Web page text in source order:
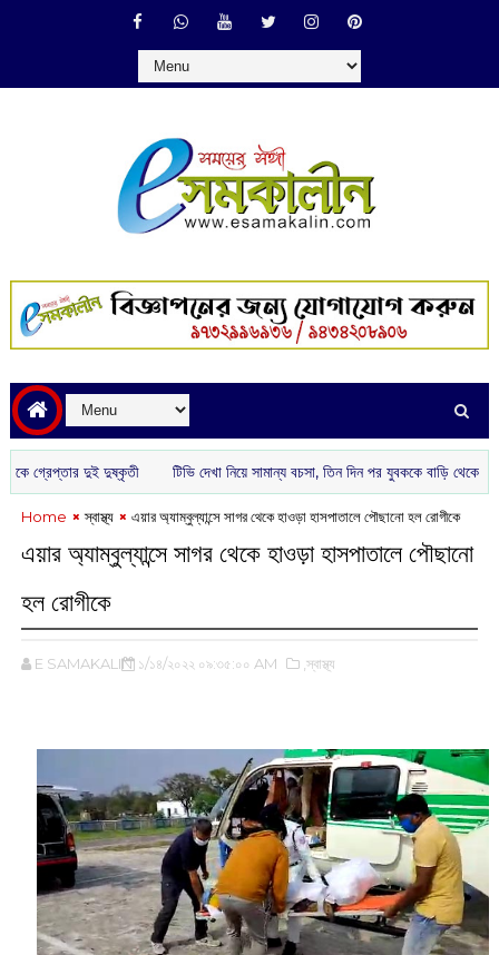
দুই দুষ্কৃতী টিভি দেখা নিয়ে সামান্য বচসা, তিন দিন পর যুবককে বাড়ি থেকে ডেকে এনে
Home ‌স্বাস্থ্য এয়ার অ্যাম্বুল্যান্সে সাগর থেকে হাওড়া হাসপাতালে পৌছানো হল রোগীকে
এয়ার অ্যাম্বুল্যান্সে সাগর থেকে হাওড়া হাসপাতালে পৌছানো
হল রোগীকে
E SAMAKALIN ১/১৪/২০২২ ০৯:৩৫:০০ AM ,‌স্বাস্থ্য